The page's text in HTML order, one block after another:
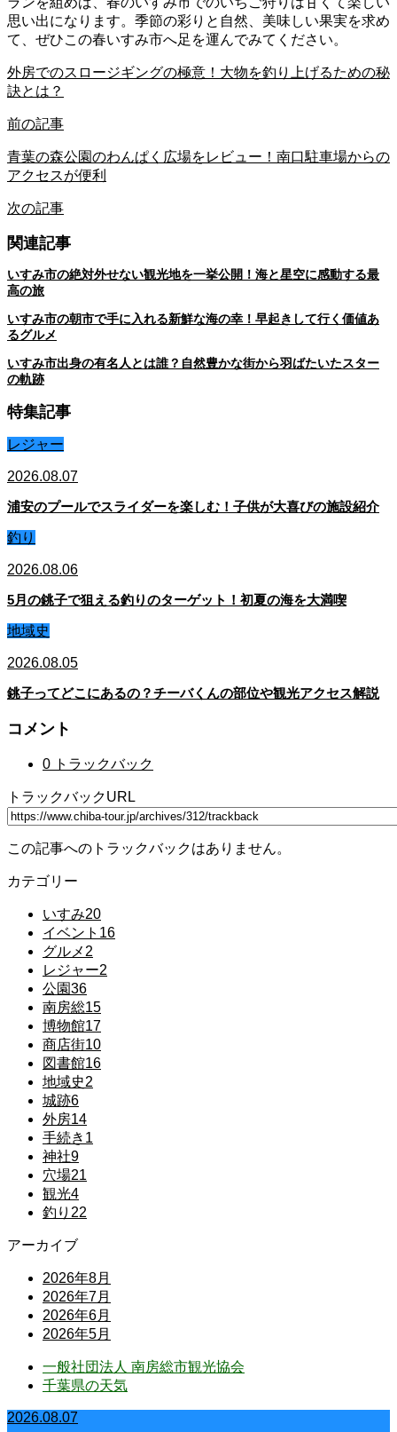
思い出になります。季節の彩りと自然、美味しい果実を求め
て、ぜひこの春いすみ市へ足を運んでみてください。
外房でのスロージギングの極意！大物を釣り上げるための秘
訣とは？
前の記事
青葉の森公園のわんぱく広場をレビュー！南口駐車場からの
アクセスが便利
次の記事
関連記事
いすみ市の絶対外せない観光地を一挙公開！海と星空に感動する最
高の旅
いすみ市の朝市で手に入れる新鮮な海の幸！早起きして行く価値あ
るグルメ
いすみ市出身の有名人とは誰？自然豊かな街から羽ばたいたスター
の軌跡
特集記事
レジャー
2026.08.07
浦安のプールでスライダーを楽しむ！子供が大喜びの施設紹介
釣り
2026.08.06
5月の銚子で狙える釣りのターゲット！初夏の海を大満喫
地域史
2026.08.05
銚子ってどこにあるの？チーバくんの部位や観光アクセス解説
コメント
0 トラックバック
トラックバックURL
この記事へのトラックバックはありません。
カテゴリー
いすみ20
イベント 16
グルメ 2
レジャー2
公園36
南房総15
博物館17
商店街10
図書館16
地域史2
城跡6
外房14
手続き 1
神社9
穴場21
観光4
釣り 22
アーカイブ
2026年8月
2026年7月
2026年6月
2026年5月
一般社団法人 南房総市観光協会
千葉県の天気
2026.08.07